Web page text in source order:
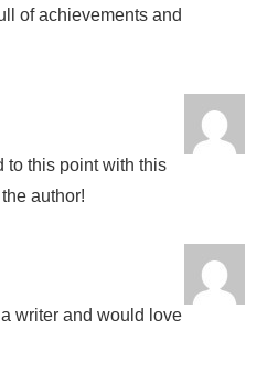
of achievements and
to this point with this
author!
writer and would love